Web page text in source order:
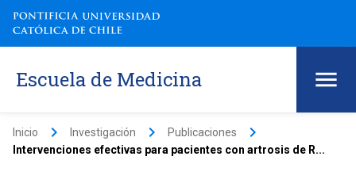
Escuela de Medicina
Inicio keyboard_arrow_right Investigación keyboard_arrow_right Publicaciones keyboard_arrow_right
Intervenciones efectivas para pacientes con artrosis de R...